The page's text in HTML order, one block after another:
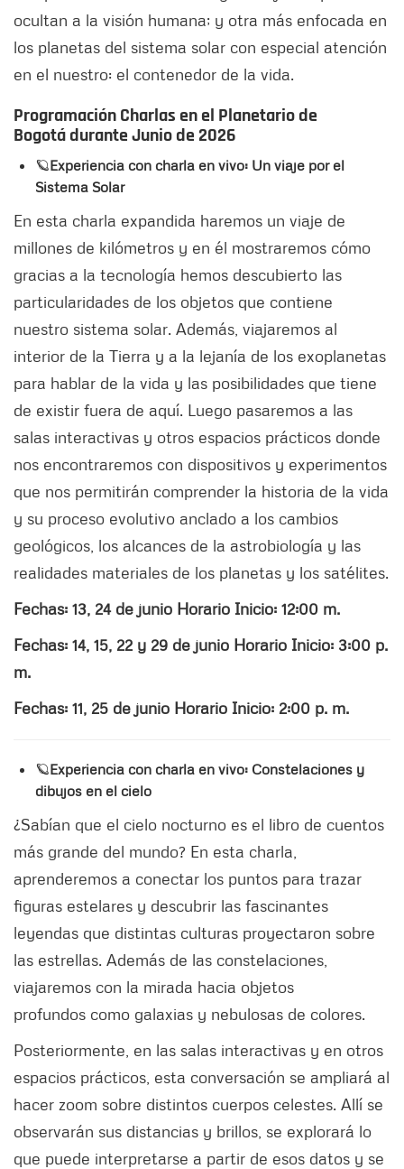
ocultan a la visión humana; y otra más enfocada en
los planetas del sistema solar con especial atención
en el nuestro: el contenedor de la vida.
Programación Charlas en el Planetario de
Bogotá durante Junio de 2026
🪐Experiencia con charla en vivo: Un viaje por el
Sistema Solar
En esta charla expandida haremos un viaje de
millones de kilómetros y en él mostraremos cómo
gracias a la tecnología hemos descubierto las
particularidades de los objetos que contiene
nuestro sistema solar. Además, viajaremos al
interior de la Tierra y a la lejanía de los exoplanetas
para hablar de la vida y las posibilidades que tiene
de existir fuera de aquí. Luego pasaremos a las
salas interactivas y otros espacios prácticos donde
nos encontraremos con dispositivos y experimentos
que nos permitirán comprender la historia de la vida
y su proceso evolutivo anclado a los cambios
geológicos, los alcances de la astrobiología y las
realidades materiales de los planetas y los satélites.
Fechas: 13, 24 de junio Horario Inicio: 12:00 m.
Fechas: 14, 15, 22 y 29 de junio Horario Inicio: 3:00 p.
m.
Fechas: 11, 25 de junio Horario Inicio: 2:00 p. m.
🪐Experiencia con charla en vivo: Constelaciones y
dibujos en el cielo
¿Sabían que el cielo nocturno es el libro de cuentos
más grande del mundo? En esta charla,
aprenderemos a conectar los puntos para trazar
figuras estelares y descubrir las fascinantes
leyendas que distintas culturas proyectaron sobre
las estrellas. Además de las constelaciones,
viajaremos con la mirada hacia objetos
profundos como galaxias y nebulosas de colores.
Posteriormente, en las salas interactivas y en otros
espacios prácticos, esta conversación se ampliará al
hacer zoom sobre distintos cuerpos celestes. Allí se
observarán sus distancias y brillos, se explorará lo
que puede interpretarse a partir de esos datos y se